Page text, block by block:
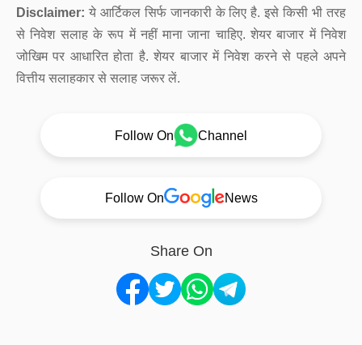
Disclaimer: ये आर्टिकल सिर्फ जानकारी के लिए है. इसे किसी भी तरह
से निवेश सलाह के रूप में नहीं माना जाना चाहिए. शेयर बाजार में निवेश
जोखिम पर आधारित होता है. शेयर बाजार में निवेश करने से पहले अपने
वित्तीय सलाहकार से सलाह जरूर लें.
Follow On Channel
Follow On News
Share On